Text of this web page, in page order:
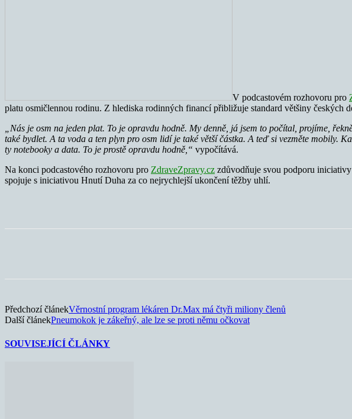
V podcastovém rozhovoru pro
platu osmičlennou rodinu. Z hlediska rodinných financí přibližuje standard většiny
„Nás je osm na jeden plat. To je opravdu hodně. My denně, já jsem to počítal, projíme,
také bydlet. A ta voda a ten plyn pro osm lidí je také větší částka. A teď si vezměte mobily.
ty notebooky a data. To je prostě opravdu hodně,“ vypočítává.
Na konci podcastového rozhovoru pro ZdraveZpravy.cz zdůvodňuje svou podporu
spojuje s iniciativou Hnutí Duha za co nejrychlejší ukončení těžby uhlí.
Předchozí článekVěrnostní program lékáren Dr.Max má čtyři miliony členů
Další článekPneumokok je zákeřný, ale lze se proti němu očkovat
SOUVISEJÍCÍ ČLÁNKY